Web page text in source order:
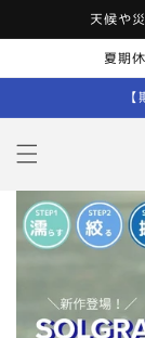
コンテン
ツに進む
天候や
夏期